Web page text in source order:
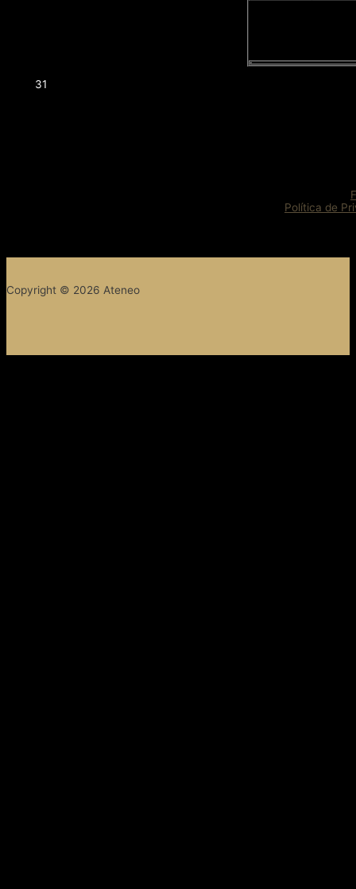
31
Política de
Copyright © 2026 Ateneo